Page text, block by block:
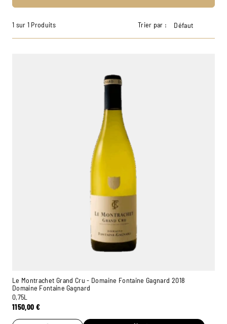
1 sur 1 Produits Trier par : Défaut
Le Montrachet Grand Cru - Domaine Fontaine Gagnard 2018
Domaine Fontaine Gagnard
0,75L
1150,00 €